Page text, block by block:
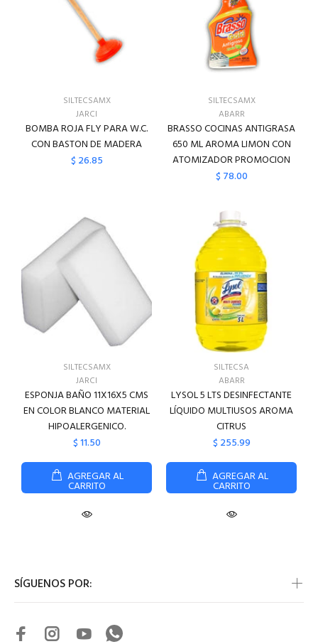
SILTECSAMX
JARCI
BOMBA ROJA FLY PARA W.C.
CON BASTON DE MADERA
$ 26.85
SILTECSAMX
ABARR
BRASSO COCINAS ANTIGRASA
650 ML AROMA LIMON CON
ATOMIZADOR PROMOCION
$ 78.00
SILTECSAMX
JARCI
ESPONJA BAÑO 11X16X5 CMS
EN COLOR BLANCO MATERIAL
HIPOALERGENICO.
$ 11.50
AGREGAR AL
CARRITO
SILTECSA
ABARR
LYSOL 5 LTS DESINFECTANTE
LÍQUIDO MULTIUSOS AROMA
CITRUS
$ 255.99
AGREGAR AL
CARRITO
SÍGUENOS POR: